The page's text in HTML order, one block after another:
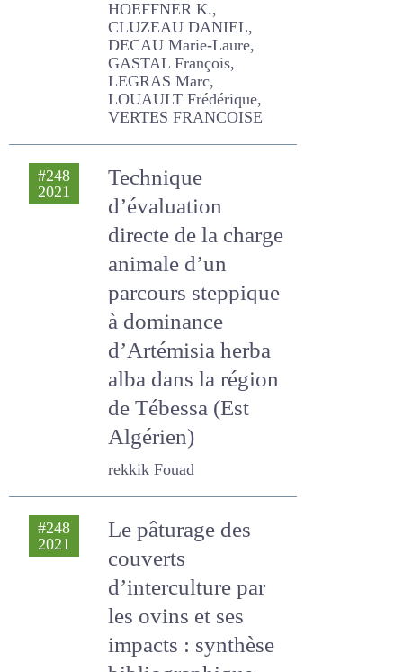
Laure, GASTAL François,
LEGRAS Marc, LOUAULT
Frédérique, VERTES
FRANCOISE
2021
Technique
directe de la
charge animale
d’un parcours
steppique à
dominance
d’Artémisia herba
alba dans la région
de Tébessa (Est
Algérien)
rekkik Fouad
#248
2021
couverts
d’interculture par
les ovins et ses
impacts : synthèse
bibliographique